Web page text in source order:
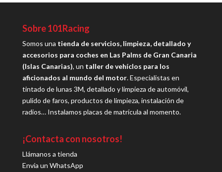
Sobre 101Racing
Somos una tienda de servicios, limpieza, detallado y
accesorios para coches en Las Palms de Gran Canaria
(Islas Canarias), un taller de vehíclos para los
aficionados al mundo del motor. Especialistas en
tintado de lunas 3M, detallado y limpieza de automóvil,
pulido de faros, productos de limpieza, instalación de
radios… Instalamos placas de matrícula al momento.
¡Contacta con nosotros!
Llámanos a tienda
Envía un WhatsApp